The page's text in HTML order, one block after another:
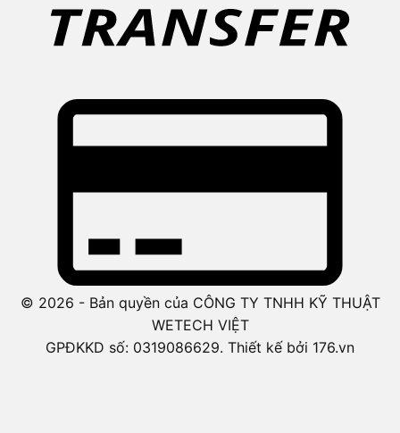
© 2026 - Bản quyền của CÔNG TY TNHH KỸ THUẬT
WETECH VIỆT
GPĐKKD số: 0319086629. Thiết kế bởi 176.vn